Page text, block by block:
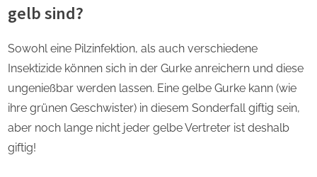
gelb sind?
Sowohl eine Pilzinfektion, als auch verschiedene
Insektizide können sich in der Gurke anreichern und diese
ungenießbar werden lassen. Eine gelbe Gurke kann (wie
ihre grünen Geschwister) in diesem Sonderfall giftig sein,
aber noch lange nicht jeder gelbe Vertreter ist deshalb
giftig!